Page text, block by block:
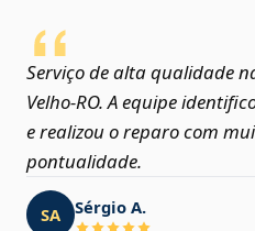
Serviço de alta qualidade
Velho‑RO. A equipe
e realizou o reparo com
pontualidade.
SA Sérgio A.